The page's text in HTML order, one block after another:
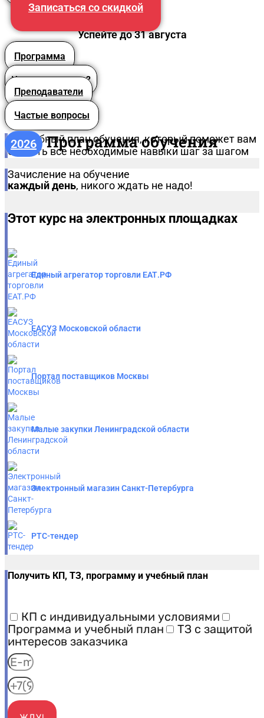
Записаться со скидкой
Успейте до 31 августа
Программа
Что вы получите?
Преподаватели
Частые вопросы
Программа обучения
2026
Подробный план обучения, который поможет вам
освоить все необходимые навыки шаг за шагом
Зачисление на обучение
каждый день, никого ждать не надо!
Этот курс на электронных площадках
Единый агрегатор торговли ЕАТ.РФ
ЕАСУЗ Московской области
Портал поставщиков Москвы
Малые закупки Ленинградской области
Электронный магазин Санкт-Петербурга
РТС-тендер
Получить КП, ТЗ, программу и учебный план
КП с индивидуальными условиями
Программа и учебный план
ТЗ с защитой
интересов заказчика